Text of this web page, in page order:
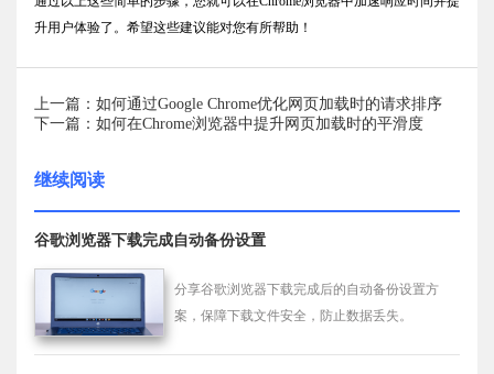
升用户体验了。希望这些建议能对您有所帮助！
上一篇：如何通过Google Chrome优化网页加载时的请求排序
下一篇：如何在Chrome浏览器中提升网页加载时的平滑度
继续阅读
谷歌浏览器下载完成自动备份设置
分享谷歌浏览器下载完成后的自动备份设置方
案，保障下载文件安全，防止数据丢失。